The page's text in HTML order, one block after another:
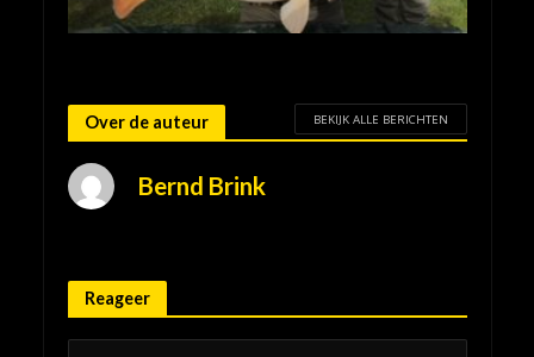
Over de auteur BEKIJK ALLE BERICHTEN
Bernd Brink
Reageer